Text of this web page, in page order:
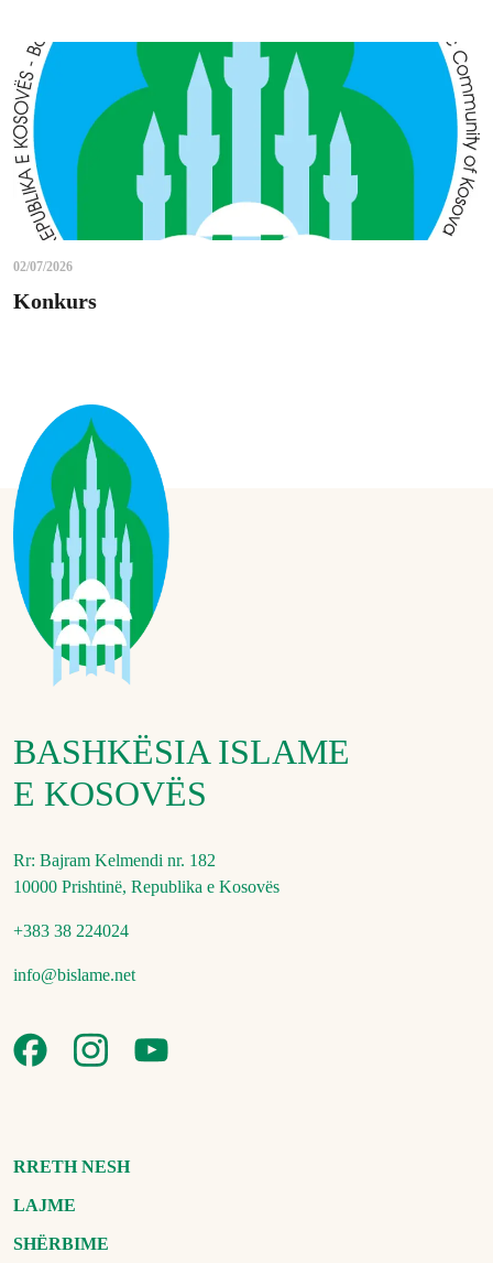
02/07/2026
Konkurs
BASHKËSIA ISLAME
E KOSOVËS
Rr: Bajram Kelmendi nr. 182
10000 Prishtinë, Republika e Kosovës
+383 38 224024
info@bislame.net
RRETH NESH
LAJME
SHËRBIME